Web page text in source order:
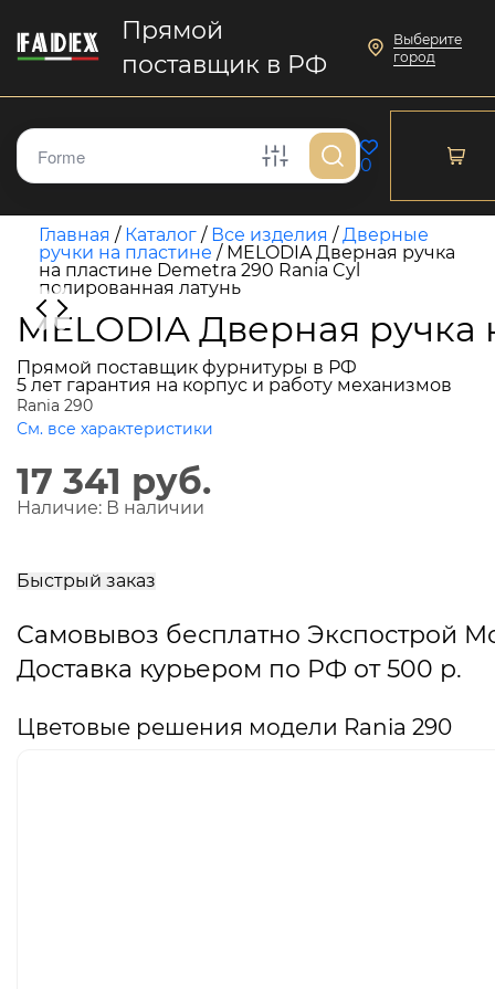
Прямой
поставщик в РФ
Выберите
город
0
Главная / Каталог / Все изделия /Дверные
ручки на пластине / MELODIA Дверная ручка
на пластине Demetra 290 Rania Cyl
полированная латунь
MELODIA Дверная
Прямой поставщик фурнитуры в РФ
5 лет гарантия на корпус и работу механизмов
Rania 290
См. все характеристики
17 341 руб.
Наличие: В наличии
Быстрый заказ
Самовывоз бесплатно Экспострой
Доставка курьером по РФ от 500 р.
Цветовые решения модели Rania 290